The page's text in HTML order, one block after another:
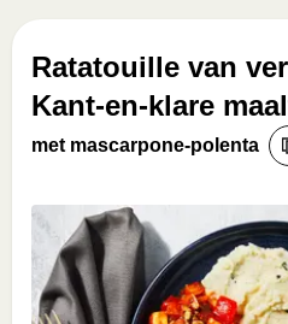
Ratatouille van
Kant-en-klare
met mascarpone-polenta